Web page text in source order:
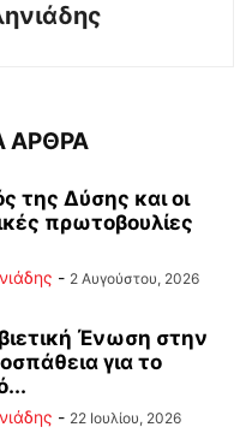
ΑΡΘΡΑ
της Δύσης και οι
πρωτοβουλίες
- 2 Αυγούστου, 2026
Ένωση στην
για το
- 22 Ιουλίου, 2026